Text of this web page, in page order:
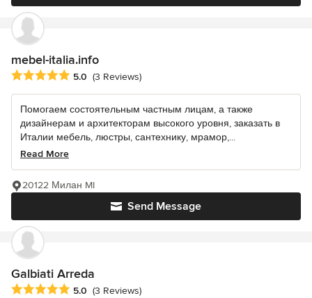
mebel-italia.info
Average rating: 5 out of 5 stars
5.0 (3 Reviews)
Помогаем состоятельным частным лицам, а также
дизайнерам и архитекторам высокого уровня, заказать в
Италии мебель, люстры, сантехнику, мрамор,...
Read More
Send Message
20122 Милан MI
Galbiati Arreda
Average rating: 5 out of 5 stars
5.0 (3 Reviews)